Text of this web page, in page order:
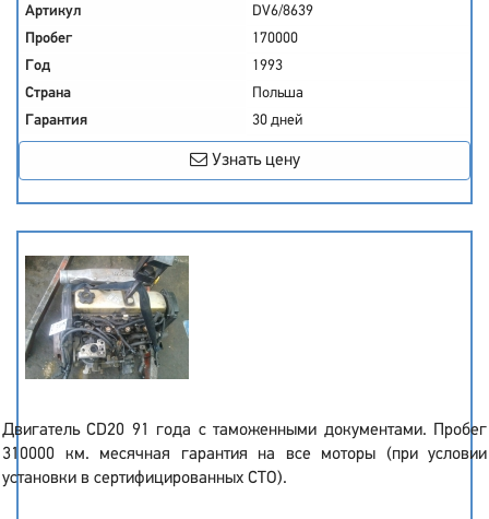
Артикул
DV6/8639
Пробег
170000
Год
1993
Страна
Польша
Гарантия
30 дней
Узнать цену
Двигатель CD20 91 года с таможенными документами. Пробег
310000 км. месячная гарантия на все моторы (при условии
установки в сертифицированных СТО).